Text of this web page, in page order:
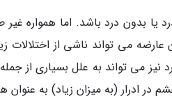
یا بدون درد باشد. اما
عارضه می تواند ناشی از
نیز می تواند به علل بسیاری از
ادرار (به میزان زیاد) به عنوان